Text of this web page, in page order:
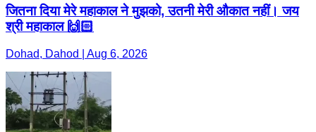
जितना दिया मेरे महाकाल ने मुझको, उतनी मेरी औकात नहीं। जय
श्री महाकाल 🙌🏻
Dohad, Dahod | Aug 6, 2026